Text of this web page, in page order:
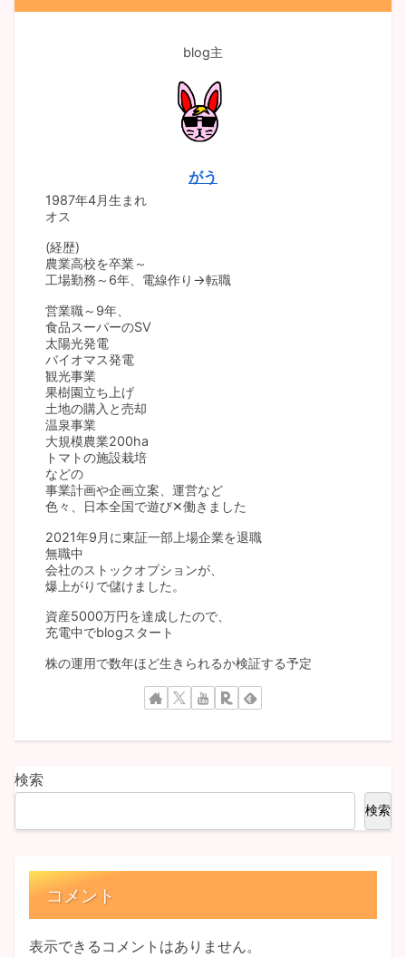
blog主
がう
1987年4月生まれ
オス
(経歴)
農業高校を卒業～
工場勤務～6年、電線作り→転職
営業職～9年、
食品スーパーのSV
太陽光発電
バイオマス発電
観光事業
果樹園立ち上げ
土地の購入と売却
温泉事業
大規模農業200ha
トマトの施設栽培
などの
事業計画や企画立案、運営など
色々、日本全国で遊び✕働きました
2021年9月に東証一部上場企業を退職
無職中
会社のストックオプションが、
爆上がりで儲けました。
資産5000万円を達成したので、
充電中でblogスタート
株の運用で数年ほど生きられるか検証する予定
検索
検索
コメント
表示できるコメントはありません。